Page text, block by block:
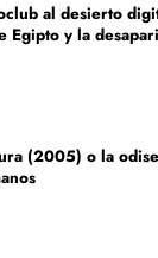
al desierto
Egipto y la
(2005) o la